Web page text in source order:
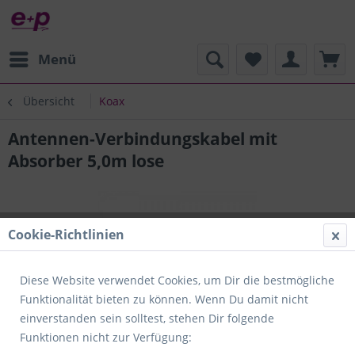
Menü
Übersicht Koax
Antennen-Verbindungskabel mit
Absorber 5,0m lose
Cookie-Richtlinien
Diese Website verwendet Cookies, um Dir die bestmögliche
Funktionalität bieten zu können. Wenn Du damit nicht
einverstanden sein solltest, stehen Dir folgende
Funktionen nicht zur Verfügung: